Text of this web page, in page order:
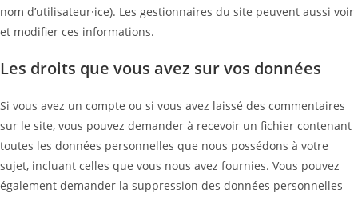
nom d’utilisateur·ice). Les gestionnaires du site peuvent aussi voir
et modifier ces informations.
Les droits que vous avez sur vos données
Si vous avez un compte ou si vous avez laissé des commentaires
sur le site, vous pouvez demander à recevoir un fichier contenant
toutes les données personnelles que nous possédons à votre
sujet, incluant celles que vous nous avez fournies. Vous pouvez
également demander la suppression des données personnelles